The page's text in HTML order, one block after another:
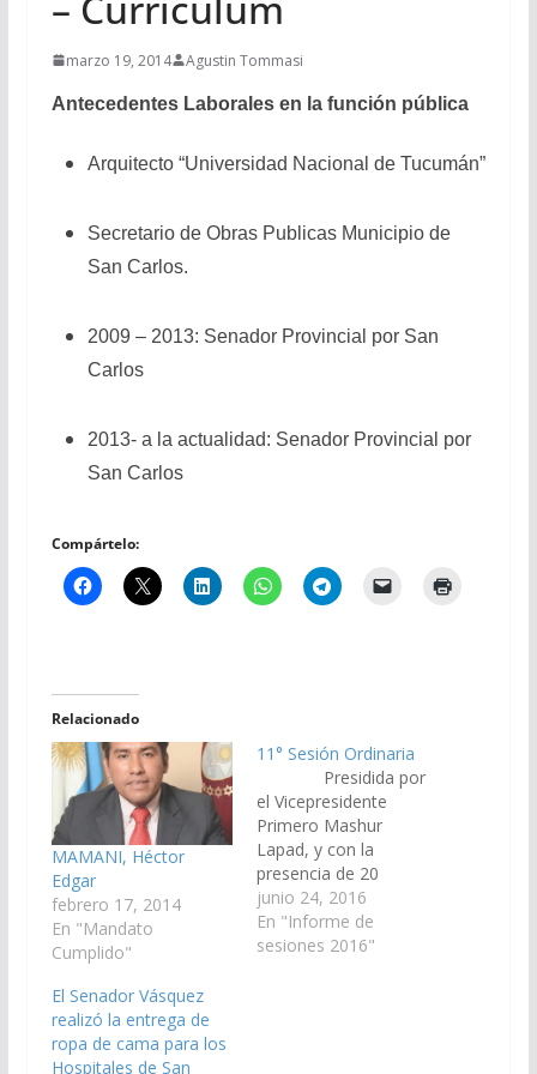
marzo 19, 2014 Agustin Tommasi
Antecedentes Laborales en la función pública
Arquitecto “Universidad Nacional de Tucumán”
Secretario de Obras Publicas Municipio de
San Carlos.
2009 – 2013: Senador Provincial por San
Carlos
2013- a la actualidad: Senador Provincial por
San Carlos
Compártelo:
Relacionado
MAMANI, Héctor
Edgar
febrero 17, 2014
En "Mandato
Cumplido"
11° Sesión Ordinaria
Presidida por
el Vicepresidente
Primero Mashur
Lapad, y con la
presencia de 20
senadores se llevó a
cabo la 11º Sesión
Ordinaria. Preferencia
junio 24, 2016
En "Informe de
sesiones 2016"
El Senador Vásquez
realizó la entrega de
ropa de cama para los
Hospitales de San